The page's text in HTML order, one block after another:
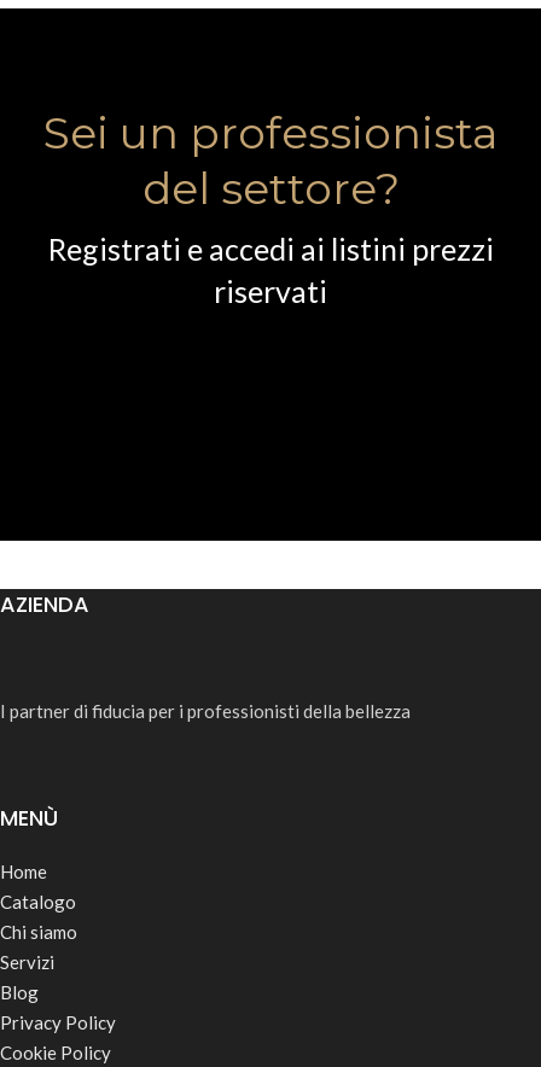
Sei un professionista
del settore?
Registrati e accedi ai listini prezzi
riservati
AZIENDA
I partner di fiducia per i professionisti della bellezza
MENÙ
Home
Catalogo
Chi siamo
Servizi
Blog
Privacy Policy
Cookie Policy